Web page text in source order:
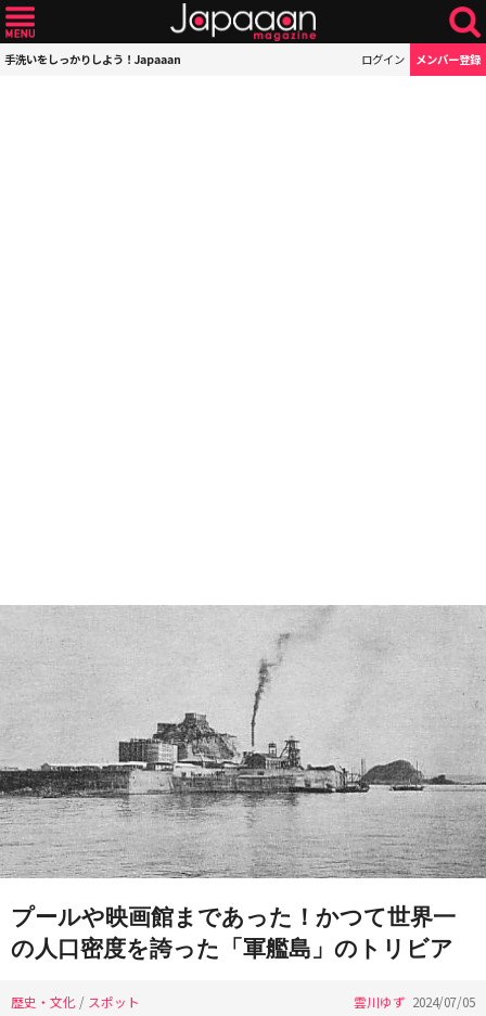
手洗いをしっかりしよう！Japaaan ログイン メンバー登録
プールや映画館まであった！かつて世界一
の人口密度を誇った「軍艦島」のトリビア
歴史・文化 / スポット 雲川ゆず 2024/07/05